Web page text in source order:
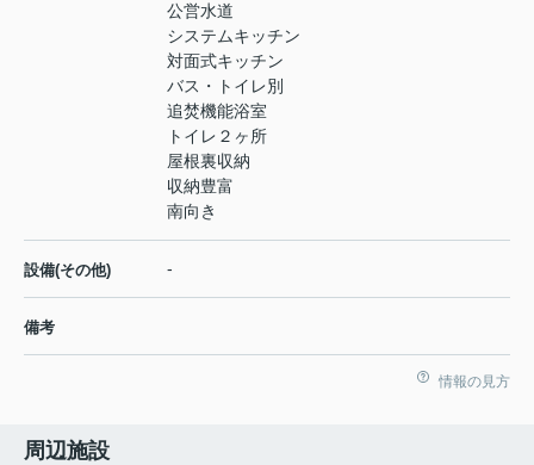
公営水道
システムキッチン
対面式キッチン
バス・トイレ別
追焚機能浴室
トイレ２ヶ所
屋根裏収納
収納豊富
南向き
設備(その他) -
備考
情報の見方
周辺施設